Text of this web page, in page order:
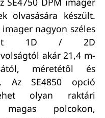
olvasására készült.
nagyon széles
1D / 2D
akár 21,4 m-
méretétől és
Az SE4850 opció
olyan raktári
polcokon,